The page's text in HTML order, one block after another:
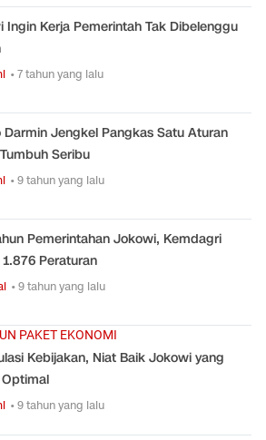
Ingin Kerja Pemerintah Tak Dibelenggu
• 7 tahun yang lalu
Darmin Jengkel Pangkas Satu Aturan
Seribu
• 9 tahun yang lalu
Pemerintahan Jokowi, Kemdagri
Peraturan
• 9 tahun yang lalu
PAKET EKONOMI
Kebijakan, Niat Baik Jokowi yang
• 9 tahun yang lalu